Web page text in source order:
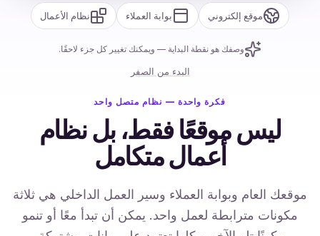
موقع إلكتروني بوابة العملاء نظام الأعمال
وصفك هو نقطة البداية — ويمكنك تغيير كل جزء لاحقًا.
البدء من الصفر
فكرة واحدة — نظام متصل واحد
ليس موقعًا فقط، بل نظام
أعمال متكامل
موقعك العام وبوابة العملاء وسير العمل الداخلي هي ثلاثة
مكونات مترابطة لعمل واحد. يمكن أن تبدأ معًا أو تنمو